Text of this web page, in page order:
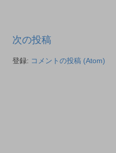
次の投稿
登録: コメントの投稿 (Atom)